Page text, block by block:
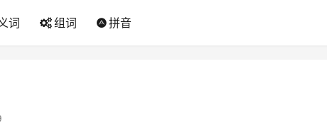
词 组词 拼音